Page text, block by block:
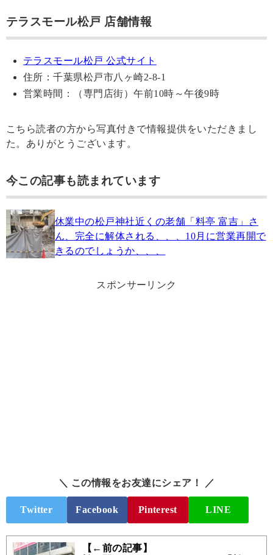
テラスモール松戸 店舗情報
テラスモール松戸 公式サイト
住所：千葉県松戸市八ヶ崎2-8-1
営業時間：（専門店街）午前10時～午後9時
こちら読者の方から写真付きで情報提供をいただきまし
た。ありがとうございます。
今この記事も読まれています
休業中の松戸神社近くの老舗「料亭 富吉」さ
ん、完全に解体される、、、10月に営業再開で
きるのでしょうか、、、
スポンサーリンク
＼ この情報をお友達にシェア！ ／
Twitter Facebook Pinterest LINE
【←前の記事】